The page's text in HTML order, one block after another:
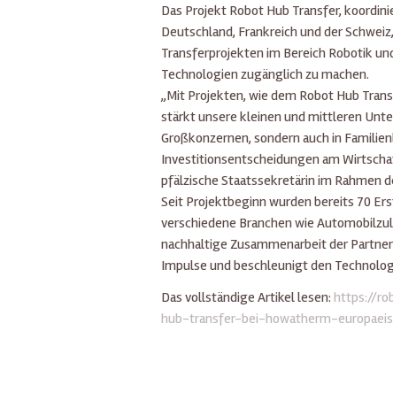
Das Projekt Robot Hub Transfer,
Deutschland, Frankreich und der
Transferprojekten im Bereich Robotik
Technologien zugänglich zu machen.
„Mit Projekten, wie dem Robot Hub
stärkt unsere kleinen und mittleren
Großkonzernen, sondern auch in
Investitionsentscheidungen am
pfälzische Staatssekretärin im Rahmen
Seit Projektbeginn wurden bereits 70
verschiedene Branchen wie
nachhaltige Zusammenarbeit der
Impulse und beschleunigt den
Das vollständige Artikel lesen: https://
hub-transfer-bei-howatherm-